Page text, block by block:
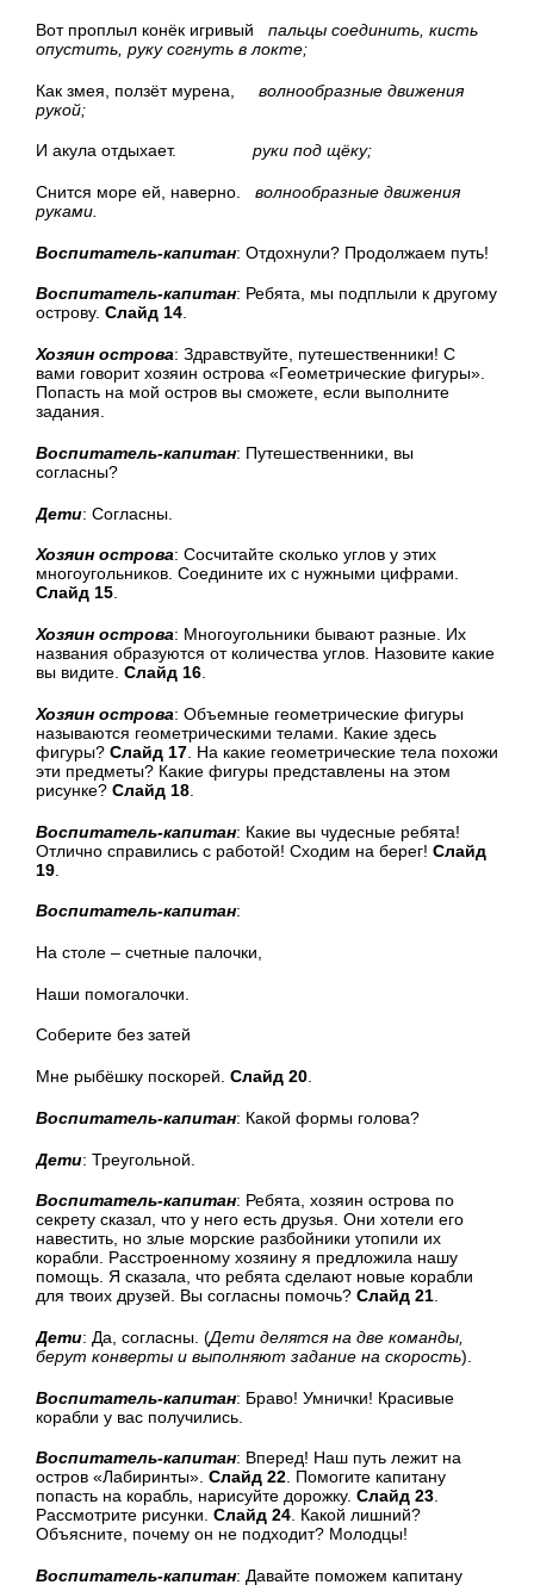
Вот проплыл конёк игривый пальцы соединить, кисть
опустить, руку согнуть в локте;
Как змея, ползёт мурена, волнообразные движения
рукой;
И акула отдыхает. руки под щёку;
Снится море ей, наверно. волнообразные движения
руками.
Воспитатель-капитан: Отдохнули? Продолжаем путь!
Воспитатель-капитан: Ребята, мы подплыли к другому
острову. Слайд 14.
Хозяин острова: Здравствуйте, путешественники! С
вами говорит хозяин острова «Геометрические фигуры».
Попасть на мой остров вы сможете, если выполните
задания.
Воспитатель-капитан: Путешественники, вы
согласны?
Дети: Согласны.
Хозяин острова: Сосчитайте сколько углов у этих
многоугольников. Соедините их с нужными цифрами.
Слайд 15.
Хозяин острова: Многоугольники бывают разные. Их
названия образуются от количества углов. Назовите какие
вы видите. Слайд 16
Хозяин острова: Объемные геометрические фигуры
называются геометрическими телами. Какие здесь
фигуры? Слайд 17 . На какие геометрические тела похожи
эти предметы? Какие фигуры представлены на этом
рисунке? Слайд 18
Воспитатель-капитан: Какие вы чудесные ребята!
Отлично справились с работой! Сходим на берег! Слайд
19
Воспитатель-капитан:
На столе – счетные палочки,
Наши помогалочки.
Соберите без затей
Мне рыбёшку поскорей. Слайд 20
Воспитатель-капитан: Какой формы голова?
Дети: Треугольной.
Воспитатель-капитан: Ребята, хозяин острова по
секрету сказал, что у него есть друзья. Они хотели его
навестить, но злые морские разбойники утопили их
корабли. Расстроенному хозяину я предложила нашу
помощь. Я сказала, что ребята сделают новые корабли
для твоих друзей. Вы согласны помочь? Слайд 21.
Дети: Да, согласны. (Дети делятся на две команды,
берут конверты и выполняют задание на скорость).
Воспитатель-капитан: Браво! Умнички! Красивые
корабли у вас получились.
Воспитатель-капитан: Вперед! Наш путь лежит на
остров «Лабиринты». Слайд 22. Помогите капитану
попасть на корабль, нарисуйте дорожку. Слайд 23.
Рассмотрите рисунки. Слайд 24. Какой лишний?
Объясните, почему он не подходит? Молодцы!
Воспитатель-капитан: Давайте поможем капитану